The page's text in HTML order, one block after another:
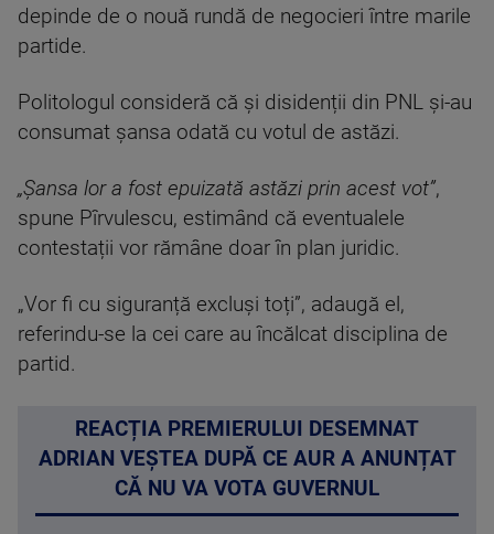
depinde de o nouă rundă de negocieri între marile
partide.
Politologul consideră că și disidenții din PNL și-au
consumat șansa odată cu votul de astăzi.
„Șansa lor a fost epuizată astăzi prin acest vot”,
spune Pîrvulescu, estimând că eventualele
contestații vor rămâne doar în plan juridic.
„Vor fi cu siguranță excluși toți”, adaugă el,
referindu-se la cei care au încălcat disciplina de
partid.
REACȚIA PREMIERULUI DESEMNAT
ADRIAN VEȘTEA DUPĂ CE AUR A ANUNȚAT
CĂ NU VA VOTA GUVERNUL